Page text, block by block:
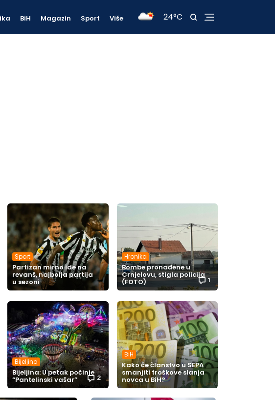
BiH Magazin Sport Više 24°C
Sport
Partizan mirno ide na
revanš, najbolja partija
u sezoni 1
Hronika
Bombe pronađene u
Crnjelovu, stigla policija
(FOTO)
2
Bijeljina
Bijeljina: U petak počinje
“Pantelinski vašar”
BiH
Kako će članstvo u SEPA
smanjiti troškove slanja
novca u BiH?